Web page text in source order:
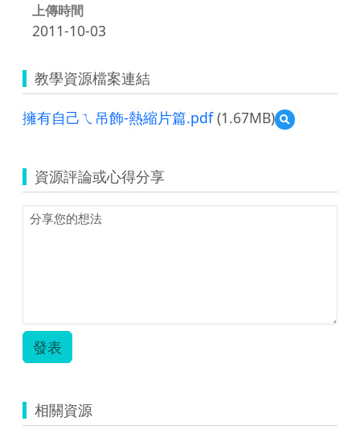
上傳時間
2011-10-03
教學資源檔案連結
擁有自己ㄟ吊飾-熱縮片篇.pdf(1.67MB)
預
覽
己
ㄟ
資源評論或心得分享
發表
相關資源